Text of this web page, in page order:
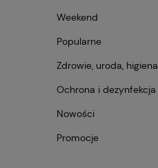
Weekend
Popularne
Zdrowie, uroda, higiena
Ochrona i dezynfekcja
Nowości
Promocje